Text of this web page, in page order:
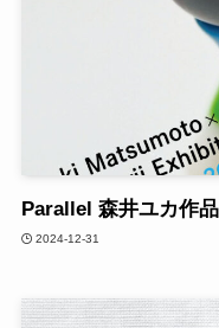
Parallel 森井ユカ作
2024-12-31